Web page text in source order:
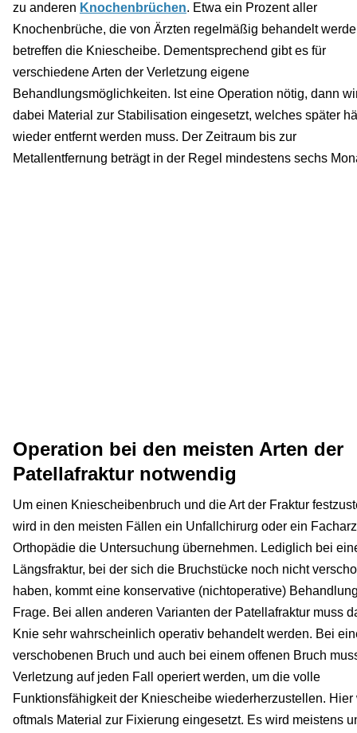
zu anderen Knochenbrüchen. Etwa ein Prozent aller
Knochenbrüche, die von Ärzten regelmäßig behandelt
betreffen die Kniescheibe. Dementsprechend gibt es für
verschiedene Arten der Verletzung eigene
Behandlungsmöglichkeiten. Ist eine Operation nötig, dann
dabei Material zur Stabilisation eingesetzt, welches später
wieder entfernt werden muss. Der Zeitraum bis zur
Metallentfernung beträgt in der Regel mindestens sechs
Operation bei den meisten Arten der
Patellafraktur notwendig
Um einen Kniescheibenbruch und die Art der Fraktur
wird in den meisten Fällen ein Unfallchirurg oder ein
Orthopädie die Untersuchung übernehmen. Lediglich bei
Längsfraktur, bei der sich die Bruchstücke noch nicht
haben, kommt eine konservative (nichtoperative)
Frage. Bei allen anderen Varianten der Patellafraktur muss
Knie sehr wahrscheinlich operativ behandelt werden. Bei
verschobenen Bruch und auch bei einem offenen Bruch
Verletzung auf jeden Fall operiert werden, um die volle
Funktionsfähigkeit der Kniescheibe wiederherzustellen. Hier
oftmals Material zur Fixierung eingesetzt. Es wird meistens